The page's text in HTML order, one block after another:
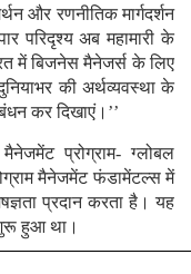
और रणनीतिक मार्गदर्शन
परिदृश्य अब महामारी के
में बिजनेस मैनेजर्स के लिए
की अर्थव्यवस्था के
कर दिखाएं।’’
प्रोग्राम- ग्लोबल
मैनेजमेंट फंडामेंटल्स में
प्रदान करता है। यह
हुआ था।